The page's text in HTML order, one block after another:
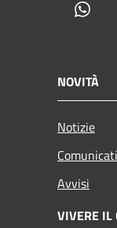
NOVITÀ
Notizie
Comunicati
Avvisi
VIVERE IL